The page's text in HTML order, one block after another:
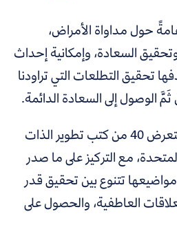
حول مداواة الأمراض،
السعادة، وإمكانية إحداث
تحقيق التطلعات التي تراودنا
الوصول إلى السعادة الدائمة.
يقول كاتب المقال إنه استعرض 40 من كتب تطوير الذات
مع التركيز على ما صدر
أن مواضيعها تتنوع بين تحقيق قدر
العاطفية، والحصول على